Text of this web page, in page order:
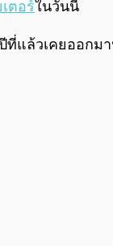
ตอร์ในวันนี้
แล้วเคยออก